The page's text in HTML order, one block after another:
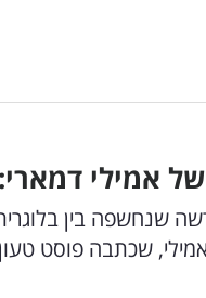
של אמילי
שנחשפה בין
שכתבה פוסט טעון